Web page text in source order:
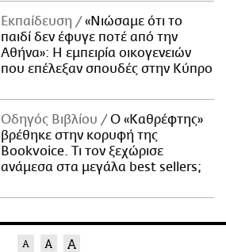
Εκπαίδευση
«Νιώσαμε ότι το
παιδί δεν έφυγε ποτέ από την
Αθήνα»: Η εμπειρία οικογενειών
που επέλεξαν σπουδές στην Κύπρο
Οδηγός Βιβλίου
Ο «Καθρέφτης»
βρέθηκε στην κορυφή της
Bookvoice. Τι τον ξεχώρισε
ανάμεσα στα μεγάλα best sellers;